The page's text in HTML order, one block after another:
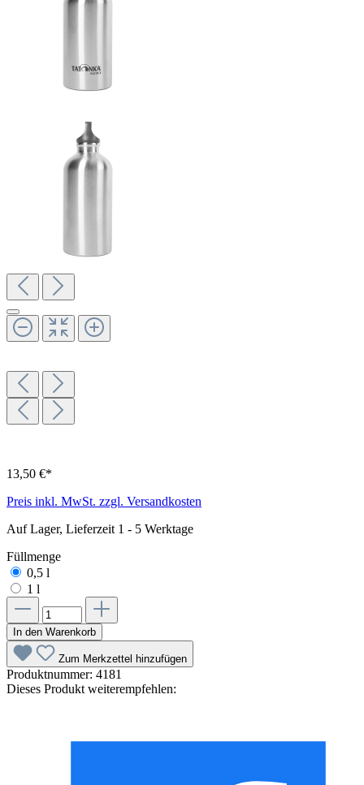
13,50 €*
Preis inkl. MwSt. zzgl. Versandkosten
Auf Lager, Lieferzeit 1 - 5 Werktage
Füllmenge
0,5 l
1 l
In den Warenkorb
Zum Merkzettel hinzufügen
Produktnummer: 4181
Dieses Produkt weiterempfehlen: